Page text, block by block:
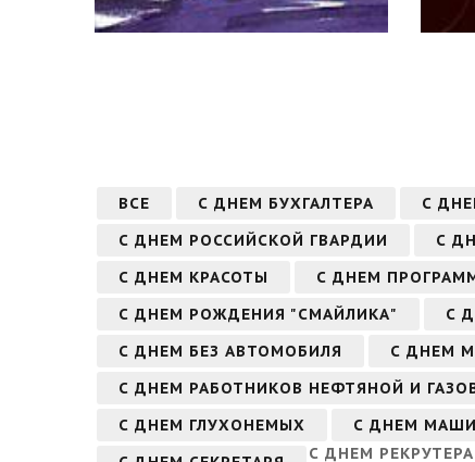
ВСЕ С ДНЕМ БУХГАЛТЕРА С
С ДНЕМ РОССИЙСКОЙ ГВАРДИИ
С
С ДНЕМ КРАСОТЫ
С ДНЕМ
С ДНЕМ РОЖДЕНИЯ "СМАЙЛИКА"
С
С ДНЕМ БЕЗ АВТОМОБИЛЯ
С ДНЕМ
С ДНЕМ РАБОТНИКОВ НЕФТЯНОЙ И
С ДНЕМ ГЛУХОНЕМЫХ
С ДНЕМ
С ДНЕМ РЕКРУТЕРА